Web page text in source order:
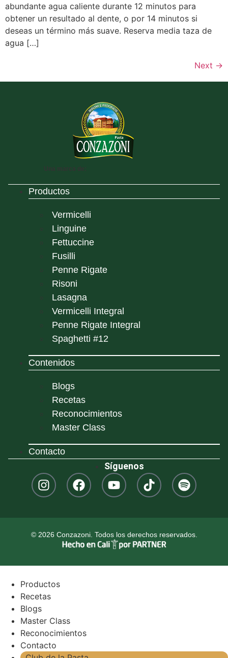
abundante agua caliente durante 12 minutos para
obtener un resultado al dente, o por 14 minutos si
deseas un término más suave. Reserva media taza de
agua […]
Next →
Una marca de:
Productos
Vermicelli
Linguine
Fettuccine
Fusilli
Penne Rigate
Risoni
Lasagna
Vermicelli Integral
Penne Rigate Integral
Spaghetti #12
Contenidos
Blogs
Recetas
Reconocimientos
Master Class
Contacto
Síguenos
© 2026 Conzazoni. Todos los derechos reservados.
Productos
Recetas
Blogs
Master Class
Reconocimientos
Contacto